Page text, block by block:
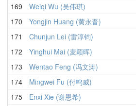
169
Weiqi Wu (吴伟琪)
170
Yongjin Huang (黄永晋)
171
Chunjun Lei (雷淳钧)
172
Yinghui Mai (麦颖晖)
173
Wentao Feng (冯文涛)
174
Mingwei Fu (付鸣威)
175
Enxi Xie (谢恩希)